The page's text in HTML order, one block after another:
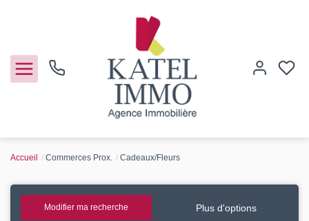
Vendre
Accueil Commerces Prox. Cadeaux/Fleurs
Modifier ma recherche Plus d'options